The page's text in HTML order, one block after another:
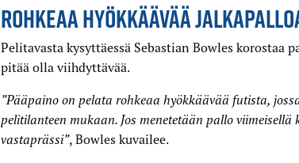
ROHKEAA HYÖKKÄÄVÄÄ
Pelitavasta kysyttäessä Sebastian Bowles korostaa
pitää olla viihdyttävää.
”Pääpaino on pelata rohkeaa hyökkäävää futista,
pelitilanteen mukaan. Jos menetetään pallo
vastaprässi”, Bowles kuvailee.